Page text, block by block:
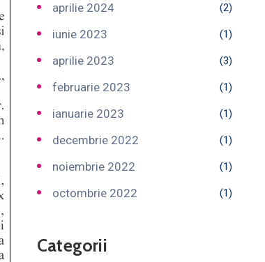
aprilie 2024 (2)
iunie 2023 (1)
aprilie 2023 (3)
februarie 2023 (1)
ianuarie 2023 (1)
decembrie 2022 (1)
noiembrie 2022 (1)
octombrie 2022 (1)
Categorii